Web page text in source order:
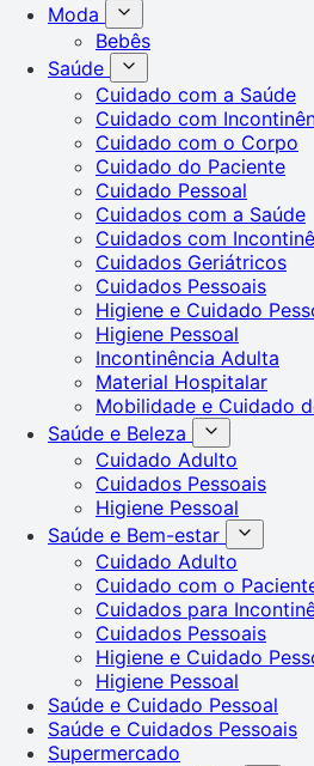
Moda
Bebês
Saúde
Cuidado com a Saúde
Cuidado com
Cuidado com o Corpo
Cuidado do Paciente
Cuidado Pessoal
Cuidados com a Saúde
Cuidados com
Cuidados Geriátricos
Cuidados Pessoais
Higiene e Cuidado
Higiene Pessoal
Incontinência Adulta
Material Hospitalar
Mobilidade e Cuidado
Saúde e Beleza
Cuidado Adulto
Cuidados Pessoais
Higiene Pessoal
Saúde e Bem-estar
Cuidado Adulto
Cuidado com o
Cuidados para
Cuidados Pessoais
Higiene e Cuidado
Higiene Pessoal
Saúde e Cuidado Pessoal
Saúde e Cuidados Pessoais
Supermercado